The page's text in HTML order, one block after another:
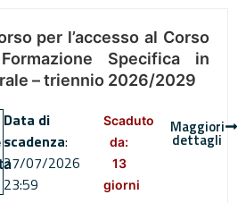
per l’accesso al Corso
Specifica in
– triennio 2026/2029
Data di
scadenza:
27/07/2026
23:59
Scaduto
da:
13
giorni
Maggiori
dettagli